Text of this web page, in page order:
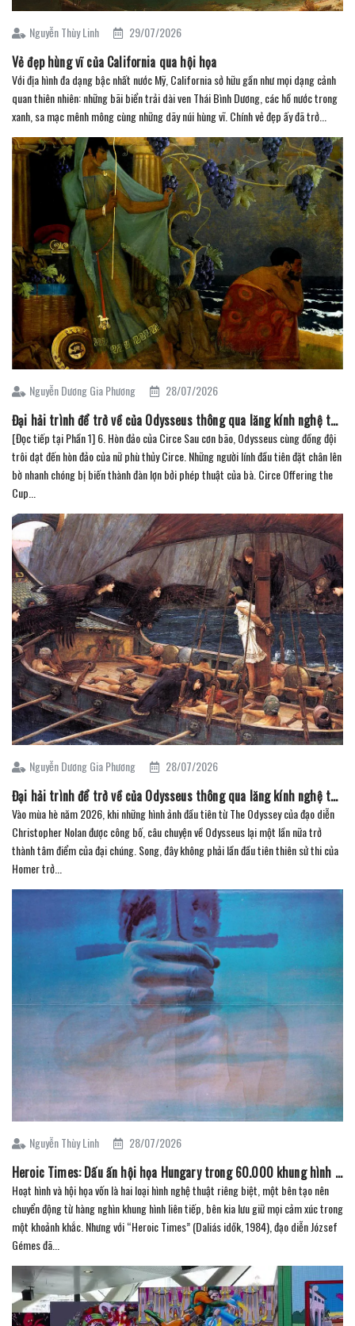
Nguyễn Thùy Linh 29/07/2026
Vẻ đẹp hùng vĩ của California qua hội họa
Với địa hình đa dạng bậc nhất nước Mỹ, California sở hữu gần như mọi dạng cảnh
quan thiên nhiên: những bãi biển trải dài ven Thái Bình Dương, các hồ nước trong
xanh, sa mạc mênh mông cùng những dãy núi hùng vĩ. Chính vẻ đẹp ấy đã trở...
Nguyễn Dương Gia Phương 28/07/2026
Đại hải trình để trở về của Odysseus thông qua lăng kính nghệ thuật (Phần 2)
[Đọc tiếp tại Phần 1] 6. Hòn đảo của Circe Sau cơn bão, Odysseus cùng đồng đội
trôi dạt đến hòn đảo của nữ phù thủy Circe. Những người lính đầu tiên đặt chân lên
bờ nhanh chóng bị biến thành đàn lợn bởi phép thuật của bà. Circe Offering the
Cup...
Nguyễn Dương Gia Phương 28/07/2026
Đại hải trình để trở về của Odysseus thông qua lăng kính nghệ thuật (Phần 1)
Vào mùa hè năm 2026, khi những hình ảnh đầu tiên từ The Odyssey của đạo diễn
Christopher Nolan được công bố, câu chuyện về Odysseus lại một lần nữa trở
thành tâm điểm của đại chúng. Song, đây không phải lần đầu tiên thiên sử thi của
Homer trở...
Nguyễn Thùy Linh 28/07/2026
Heroic Times: Dấu ấn hội họa Hungary trong 60.000 khung hình sơn dầu
Hoạt hình và hội họa vốn là hai loại hình nghệ thuật riêng biệt, một bên tạo nên
chuyển động từ hàng nghìn khung hình liên tiếp, bên kia lưu giữ mọi cảm xúc trong
một khoảnh khắc. Nhưng với “Heroic Times” (Daliás idők, 1984), đạo diễn József
Gémes đã...